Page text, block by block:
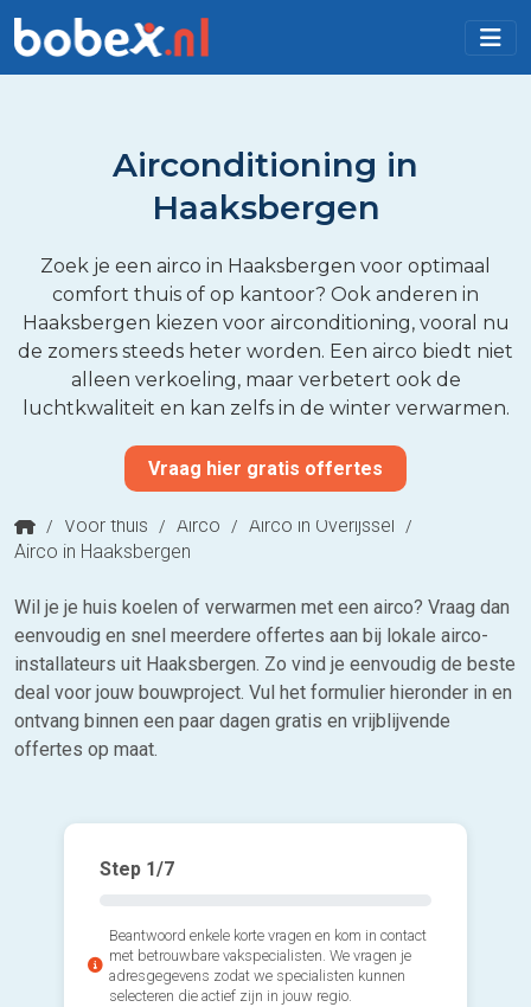
Airconditioning in
Haaksbergen
Zoek je een airco in Haaksbergen voor optimaal
comfort thuis of op kantoor? Ook anderen in
Haaksbergen kiezen voor airconditioning, vooral nu
de zomers steeds heter worden. Een airco biedt niet
alleen verkoeling, maar verbetert ook de
luchtkwaliteit en kan zelfs in de winter verwarmen.
Vraag hier gratis offertes
/ Voor thuis / Airco / Airco in Overijssel /
Airco in Haaksbergen
Wil je je huis koelen of verwarmen met een airco? Vraag dan
eenvoudig en snel meerdere offertes aan bij lokale airco-
installateurs uit Haaksbergen. Zo vind je eenvoudig de beste
deal voor jouw bouwproject. Vul het formulier hieronder in en
ontvang binnen een paar dagen gratis en vrijblijvende
offertes op maat.
Step 1/7
Beantwoord enkele korte vragen en kom in contact
met betrouwbare vakspecialisten. We vragen je
adresgegevens zodat we specialisten kunnen
selecteren die actief zijn in jouw regio.